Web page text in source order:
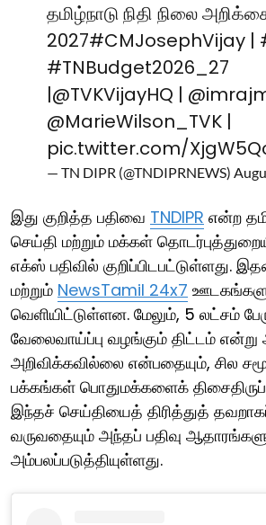
தமிழ்நாடு நிதி நிலை
2027#CMJosephVijay |
#TNBudget2026_27
|@TVKVijayHQ |
@MarieWilson_TVK |
pic.twitter.com/
— TN DIPR (@TNDIPRNEWS)
இது குறித்த பதிவை TNDIPR என்ற
செய்தி மற்றும் மக்கள்
எக்ஸ் பதிவில் குறிப்பிடபட்டுள்ளது.
மற்றும் NewsTamil 24x7
வெளியிட்டுள்ளன. மேலும், 5 லட்சம்
வேலைவாய்ப்பு வழங்கும் திட்டம்
அறிவிக்கவில்லை என்பதையும், சில
பக்கங்கள் பொதுமக்களைக்
இந்தச் செய்தியைத் திரித்துத் தவறாகப்
வருவதையும் அந்தப் பதிவு
அம்பலப்படுத்தியுள்ளது.